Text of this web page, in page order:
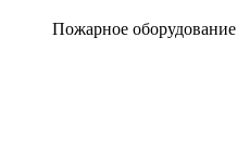
Пожарное оборудование